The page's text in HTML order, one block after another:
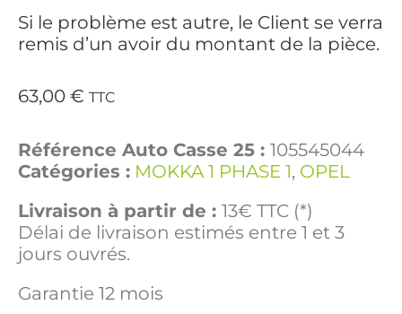
Si le problème est autre, le Client se verra
remis d’un avoir du montant de la pièce.
63,00 € TTC
Référence Auto Casse 25 : 105545044
Catégories : MOKKA 1 PHASE 1, OPEL
Livraison à partir de : 13€ TTC (*)
Délai de livraison estimés entre 1 et 3
jours ouvrés.
Garantie 12 mois